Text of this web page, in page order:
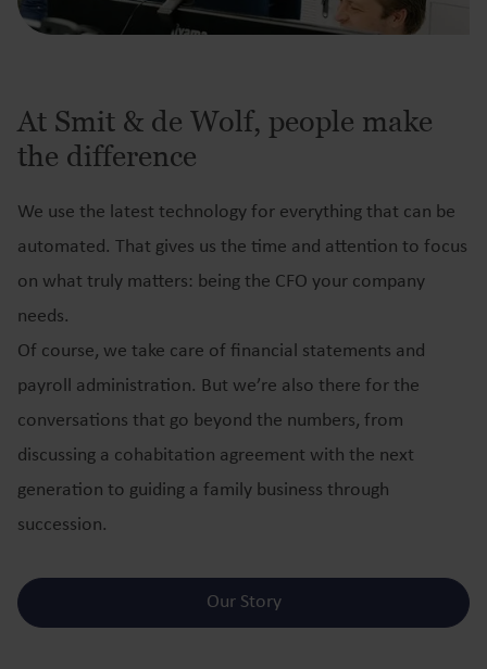
At Smit & de Wolf, people make
the difference
We use the latest technology for everything that can be
automated. That gives us the time and attention to focus
on what truly matters: being the CFO your company
needs.
Of course, we take care of financial statements and
payroll administration. But we’re also there for the
conversations that go beyond the numbers, from
discussing a cohabitation agreement with the next
generation to guiding a family business through
succession.
Our Story